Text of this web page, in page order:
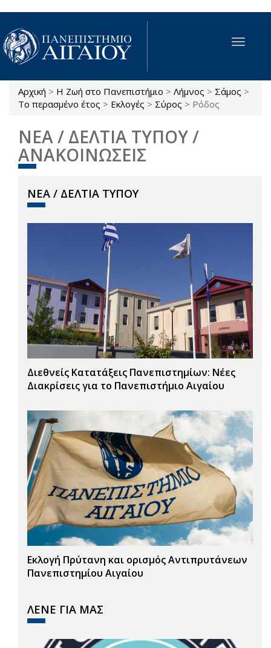
Παράκαμψη προς το κυρίως περιεχόμενο
Toggle
Είστε εδώ
Αρχική > Η Ζωή στο Πανεπιστήμιο > Λήμνος > Σάμος >
Το περασμένο έτος > Εκλογές > Σύρος > Ρόδος
ΝΕΑ / ΔΕΛΤΙΑ ΤΥΠΟΥ /
ΑΝΑΚΟΙΝΩΣΕΙΣ
ΝΕΑ / ΔΕΛΤΙΑ ΤΥΠΟΥ
Διεθνείς Κατατάξεις Πανεπιστημίων: Νέες
Διακρίσεις για το Πανεπιστήμιο Αιγαίου
Εκλογή Πρύτανη και ορισμός Αντιπρυτάνεων
Πανεπιστημίου Αιγαίου
ΛΕΝΕ ΓΙΑ ΜΑΣ